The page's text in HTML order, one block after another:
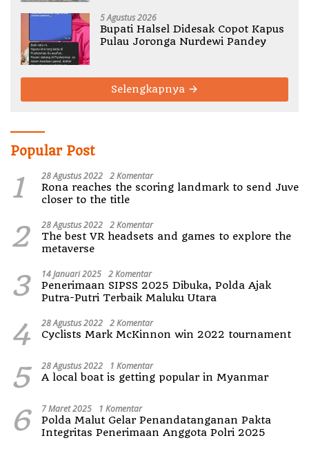
5 Agustus 2026
Bupati Halsel Didesak Copot Kapus
Pulau Joronga Nurdewi Pandey
Selengkapnya
Popular Post
1 28 Agustus 2022 2 Komentar
Rona reaches the scoring landmark to send Juve
closer to the title
2 28 Agustus 2022 2 Komentar
The best VR headsets and games to explore the
metaverse
3 14 Januari 2025 2 Komentar
Penerimaan SIPSS 2025 Dibuka, Polda Ajak
Putra-Putri Terbaik Maluku Utara
4 28 Agustus 2022 2 Komentar
Cyclists Mark McKinnon win 2022 tournament
5 28 Agustus 2022 1 Komentar
A local boat is getting popular in Myanmar
6 7 Maret 2025 1 Komentar
Polda Malut Gelar Penandatanganan Pakta
Integritas Penerimaan Anggota Polri 2025